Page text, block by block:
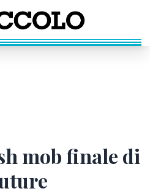
mob finale di